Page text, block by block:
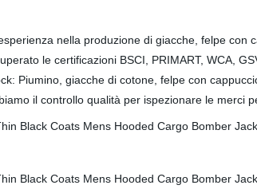
nella produzione di giacche, felpe
le certificazioni BSCI, PRIMART, WCA,
Piumino, giacche di cotone, felpe con
il controllo qualità per ispezionare le merci